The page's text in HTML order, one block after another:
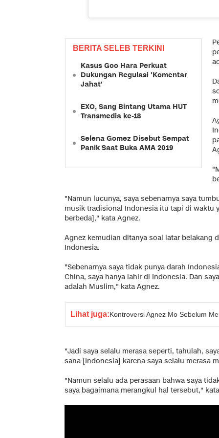
BERITA SELEB TERKINI
Kasus Goo Hara Perkuat
Dukungan Regulasi 'Komentar
Jahat'
EXO, Sang Bintang Utama HUT
Transmedia ke-18
Selena Gomez Disebut Sempat
Panik Saat Buka AMA 2019
"Namun lucunya, saya sebenarnya saya
musik tradisional Indonesia itu tapi di waktu
berbeda]," kata Agnez.
Agnez kemudian ditanya soal latar belakang
Indonesia.
"Sebenarnya saya tidak punya darah
China, saya hanya lahir di Indonesia. Dan
adalah Muslim," kata Agnez.
Lihat juga:Kontroversi Agnez Mo Sebelum
"Jadi saya selalu merasa seperti, tahulah,
sana [Indonesia] karena saya selalu merasa
"Namun selalu ada perasaan bahwa saya
saya bagaimana merangkul hal tersebut,"